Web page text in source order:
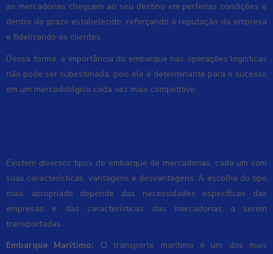
as mercadorias cheguem ao seu destino em perfeitas condições e
dentro do prazo estabelecido, reforçando a reputação da empresa
e fidelizando os clientes.
Dessa forma, a importância do embarque nas operações logísticas
não pode ser subestimada, pois ele é determinante para o sucesso
em um mercadológico cada vez mais competitivo.
Existem diversos tipos de embarque de mercadorias, cada um com
suas características, vantagens e desvantagens. A escolha do tipo
mais apropriado depende das necessidades específicas das
empresas e das características das mercadorias a serem
transportadas.
Embarque Marítimo: O transporte marítimo é um dos mais